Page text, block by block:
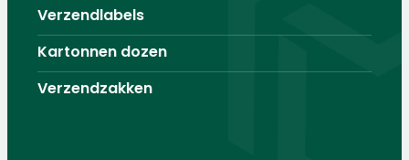
Verzendlabels
Kartonnen dozen
Verzendzakken